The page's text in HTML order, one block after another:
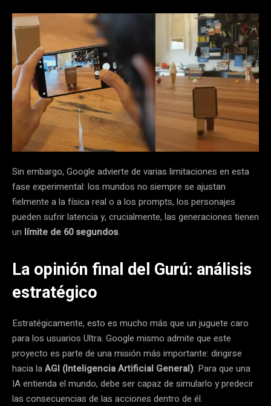
Sin embargo, Google advierte de varias limitaciones en esta
fase experimental: los mundos no siempre se ajustan
fielmente a la física real o a los prompts, los personajes
pueden sufrir latencia y, crucialmente, las generaciones tienen
un límite de 60 segundos.
La opinión final del Gurú: análisis
estratégico
Estratégicamente, esto es mucho más que un juguete caro
para los usuarios Ultra. Google mismo admite que este
proyecto es parte de una misión más importante: dirigirse
hacia laAGI (Inteligencia Artificial General). Para que una
IA entienda el mundo, debe ser capaz de simularlo y predecir
las consecuencias de las acciones dentro de él.